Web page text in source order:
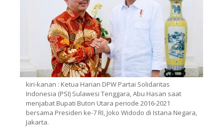
kiri-kanan : Ketua Harian DPW Partai Solidaritas
Indonesia (PSI) Sulawesi Tenggara, Abu Hasan saat
menjabat Bupati Buton Utara periode 2016-2021
bersama Presiden ke-7 RI, Joko Widodo di Istana Negara,
Jakarta.